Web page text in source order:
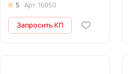
5 Арт. 16050
Запросить КП